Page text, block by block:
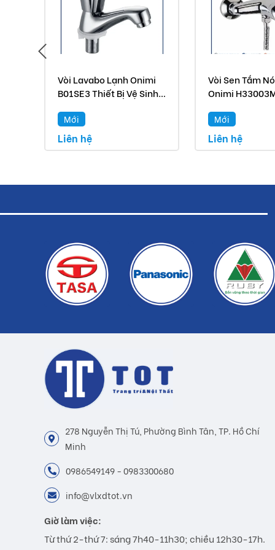
được hỗ trợ
- Chúng tôi sẽ không bảo hành khi:
2) Sản phẩm có dấu hiệu bị tác động lực mạnh
3) Dùng sai công năng, sơ suất hoặc tai nạn trong sử
Vòi Lavabo Lạnh Onimi
B01SE3 Thiết Bị Vệ Sinh
Mới
Liên hệ
Vòi Sen Tắm
Onimi
Mới
Liên hệ
278 Nguyễn Thị Tú, Phường Bình Tân, TP. Hồ Chí
Minh
0986549149 - 0983300680
info@vlxdtot.vn
Giờ làm việc:
Từ thứ 2-thứ 7: sáng 7h40-11h30; chiều 12h30-17h.